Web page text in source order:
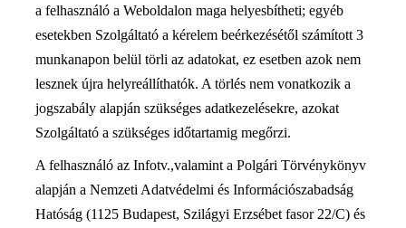
a felhasználó a Weboldalon maga helyesbítheti; egyéb
esetekben Szolgáltató a kérelem beérkezésétől számított 3
munkanapon belül törli az adatokat, ez esetben azok nem
lesznek újra helyreállíthatók. A törlés nem vonatkozik a
jogszabály alapján szükséges adatkezelésekre, azokat
Szolgáltató a szükséges időtartamig megőrzi.
A felhasználó az Infotv.,valamint a Polgári Törvénykönyv
alapján a Nemzeti Adatvédelmi és Információszabadság
Hatóság (1125 Budapest, Szilágyi Erzsébet fasor 22/C) és